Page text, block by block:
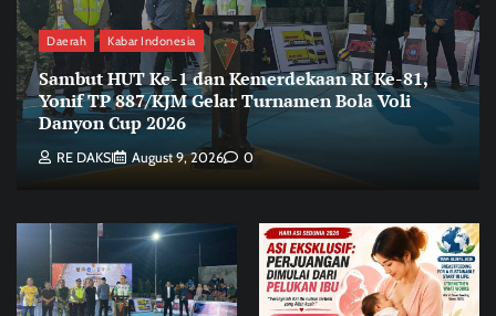
Daerah Kabar Indonesia
Sambut HUT Ke-1 dan Kemerdekaan RI Ke-81,
Yonif TP 887/KJM Gelar Turnamen Bola Voli
Danyon Cup 2026
RE DAKSI August 9, 2026 0